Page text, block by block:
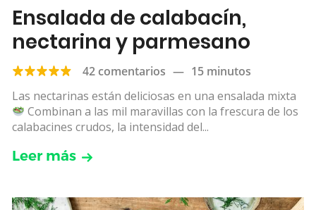
Ensalada de calabacín,
nectarina y parmesano
42 comentarios — 15 minutos
Las nectarinas están deliciosas en una ensalada mixta
Combinan a las mil maravillas con la frescura de los
calabacines crudos, la intensidad del...
Leer más